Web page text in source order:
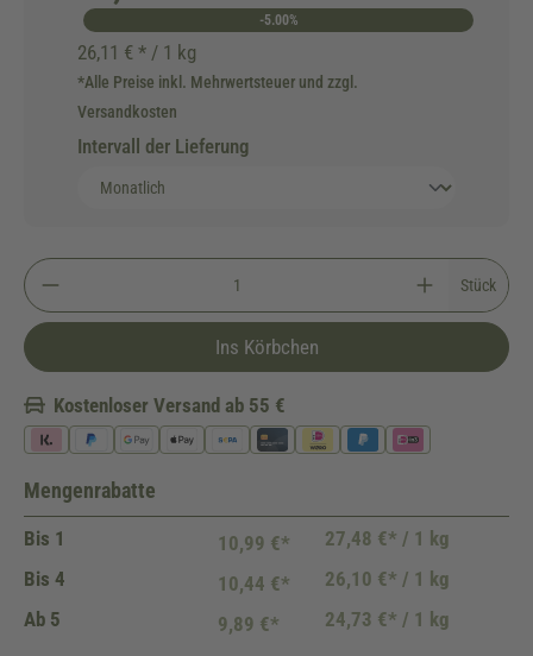
-5.00%
26,11 € * / 1 kg
*Alle Preise inkl. Mehrwertsteuer und zzgl.
Versandkosten
Intervall der Lieferung
Stück
Ins Körbchen
Kostenloser Versand ab 55 €
Mengenrabatte
Bis 1 10,99 €*
27,48 €* / 1 kg
Bis 4 10,44 €*
26,10 €* / 1 kg
Ab 5 9,89 €* 24,73 €* / 1 kg